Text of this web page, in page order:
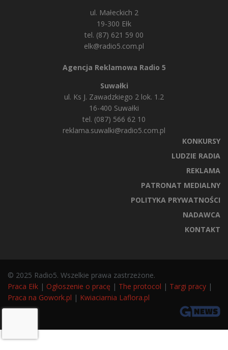
ul. Małeckich 2
19-300 Ełk
tel. (87) 621 59 00
elk@radio5.com.pl
Agencja Reklamowa Radio 5
Suwałki
ul. Ks J. Zawadzkiego 2 lok. 1.2
16-400 Suwałki
tel. (087) 566 62 10
reklama.suwalki@radio5.com.pl
KONKURSY
LUDZIE RADIA
REKLAMA
PATRONAT MEDIALNY
POLITYKA PRYWATNOŚCI
NADAWCA
KONTAKT
© 2025 Radio5. Wszelkie prawa zastrzeżone.
Praca Ełk | Ogłoszenie o pracę | The protocol | Targi pracy |
Praca na Gowork.pl | Kwiaciarnia Laflora.pl